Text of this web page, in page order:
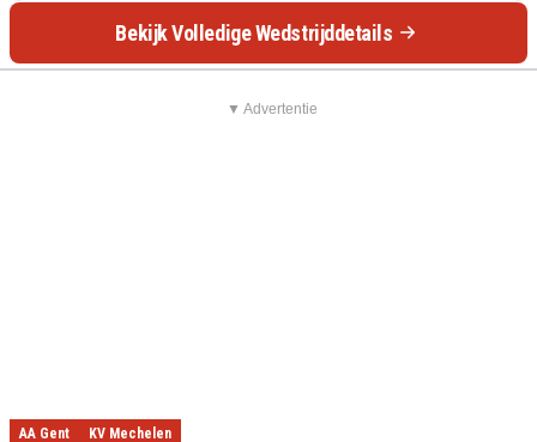
Bekijk Volledige Wedstrijddetails
▼ Advertentie
AA Gent KV Mechelen